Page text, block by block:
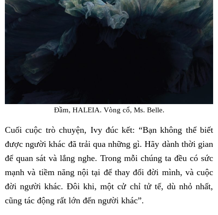
Đầm, HALEIA. Vòng cổ, Ms. Belle.
Cuối cuộc trò chuyện, Ivy đúc kết: “Bạn không thể biết
được người khác đã trải qua những gì. Hãy dành thời gian
để quan sát và lắng nghe. Trong mỗi chúng ta đều có sức
mạnh và tiềm năng nội tại để thay đổi đời mình, và cuộc
đời người khác. Đôi khi, một cử chỉ tử tế, dù nhỏ nhất,
cũng tác động rất lớn đến người khác”.